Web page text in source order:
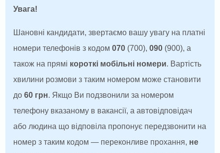
Увага!
Шановні кандидати, звертаємо вашу увагу на платні
номери телефонів з кодом070 (700),090 (900), а
також на прямі короткі мобільні номери. Вартість
хвилини розмови з таким номером може становити
до60 грн. Якщо Ви подзвонили за номером
телефону вказаному в вакансії, а автовідповідач
або людина що відповіла пропонує передзвонити на
номер з таким кодом — переконливе прохання, не